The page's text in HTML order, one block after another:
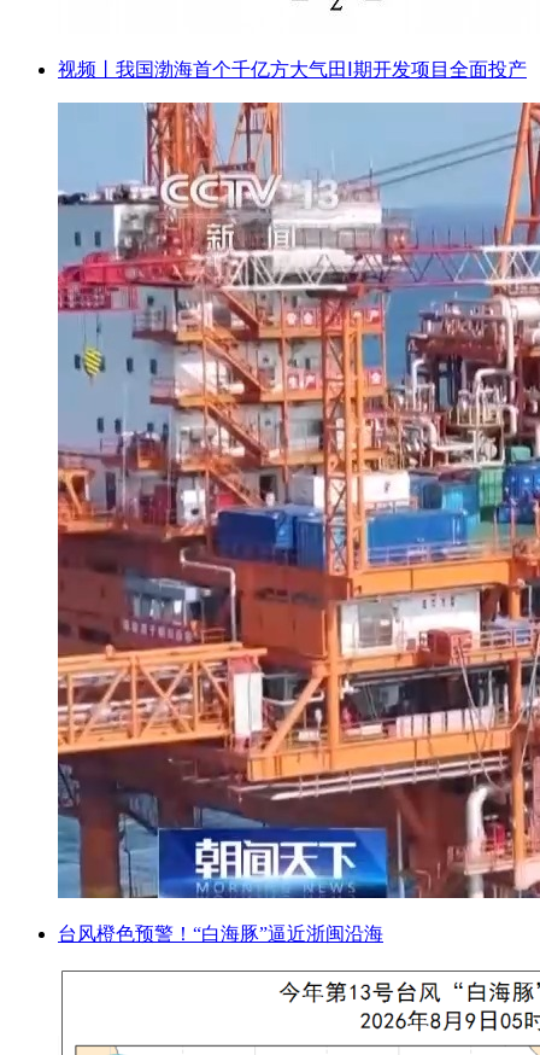
视频丨我国渤海首个千亿方大气田Ⅰ期开发项目全面投产
台风橙色预警！“白海豚”逼近浙闽沿海